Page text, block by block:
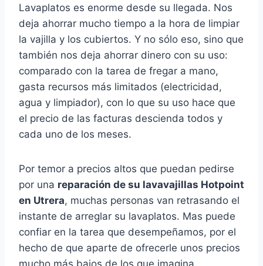
Lavaplatos es enorme desde su llegada. Nos
deja ahorrar mucho tiempo a la hora de limpiar
la vajilla y los cubiertos. Y no sólo eso, sino que
también nos deja ahorrar dinero con su uso:
comparado con la tarea de fregar a mano,
gasta recursos más limitados (electricidad,
agua y limpiador), con lo que su uso hace que
el precio de las facturas descienda todos y
cada uno de los meses.
Por temor a precios altos que puedan pedirse
por una reparación de su lavavajillas Hotpoint
en Utrera, muchas personas van retrasando el
instante de arreglar su lavaplatos. Mas puede
confiar en la tarea que desempeñamos, por el
hecho de que aparte de ofrecerle unos precios
mucho más bajos de los que imagina,